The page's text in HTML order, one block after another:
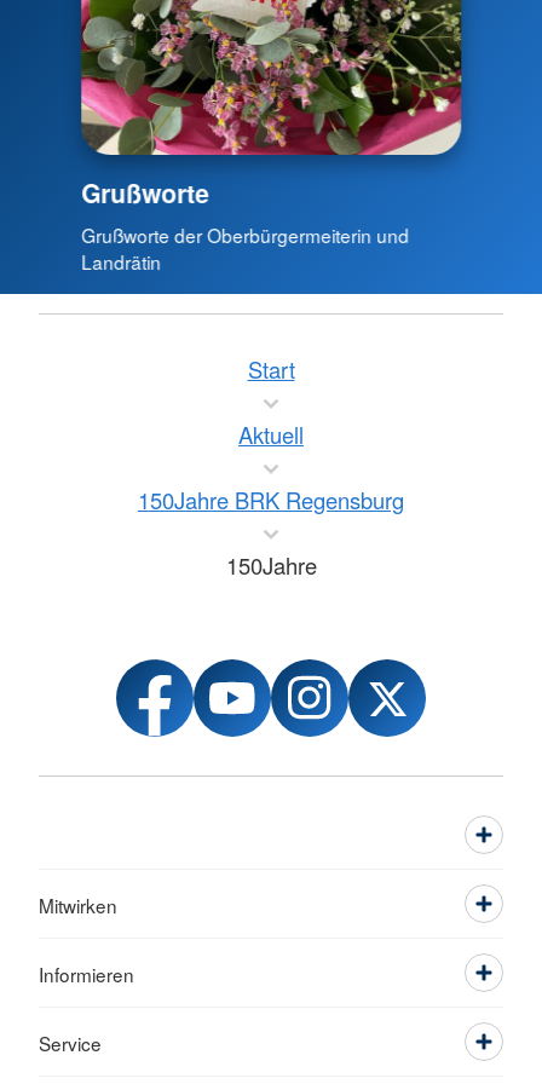
Grußworte
Grußworte der Oberbürgermeiterin und
Landrätin
Start
Aktuell
150Jahre BRK Regensburg
150Jahre
Mitwirken
Informieren
Service